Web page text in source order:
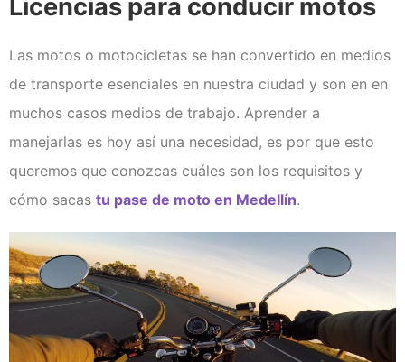
Renovación de licencias de
conductores
Licencia internacional
Vehículos
Instalaciones
¿Quiénes somos?
Noticias
Examen técnico online
Licencias para conducir motos
Las motos o motocicletas se han convertido en medios
de transporte esenciales en nuestra ciudad y son en en
muchos casos medios de trabajo. Aprender a
manejarlas es hoy así una necesidad, es por que esto
queremos que conozcas cuáles son los requisitos y
cómo sacas tu pase de moto en Medellín.